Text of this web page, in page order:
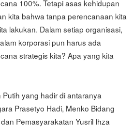
100%. Tetapi asas kehidupan
kita bahwa tanpa perencanaan kita
lakukan. Dalam setiap organisasi,
korporasi pun harus ada
strategis kita? Apa yang kita
yang hadir di antaranya
Prasetyo Hadi, Menko Bidang
Pemasyarakatan Yusril Ihza